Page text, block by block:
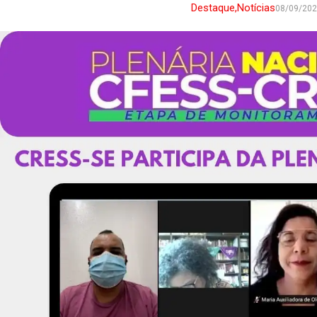
Destaque,Notícias08/09/